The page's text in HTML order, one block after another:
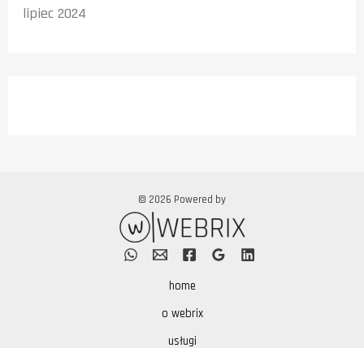
lipiec 2024
© 2026 Powered by
home
o webrix
usługi